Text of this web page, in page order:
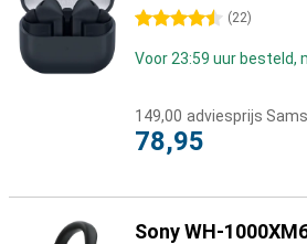
4.5 sterren (22)
Voor 23:59 uur besteld,
149,00 adviesprijs
78,95
Sony WH-